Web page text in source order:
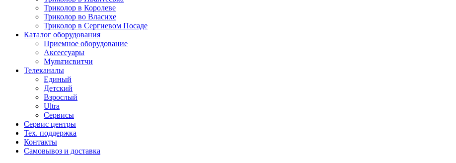
Триколор в Королеве
Триколор во Власихе
Триколор в Сергиевом Посаде
Каталог оборудования
Приемное оборудование
Аксессуары
Мультисвитчи
Телеканалы
Единый
Детский
Взрослый
Ultra
Сервисы
Сервис центры
Тех. поддержка
Контакты
Самовывоз и доставка